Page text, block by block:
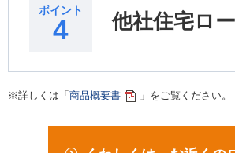
ポイント
4 他社住宅ロ
※詳しくは「 商品概要書 」をご覧ください。